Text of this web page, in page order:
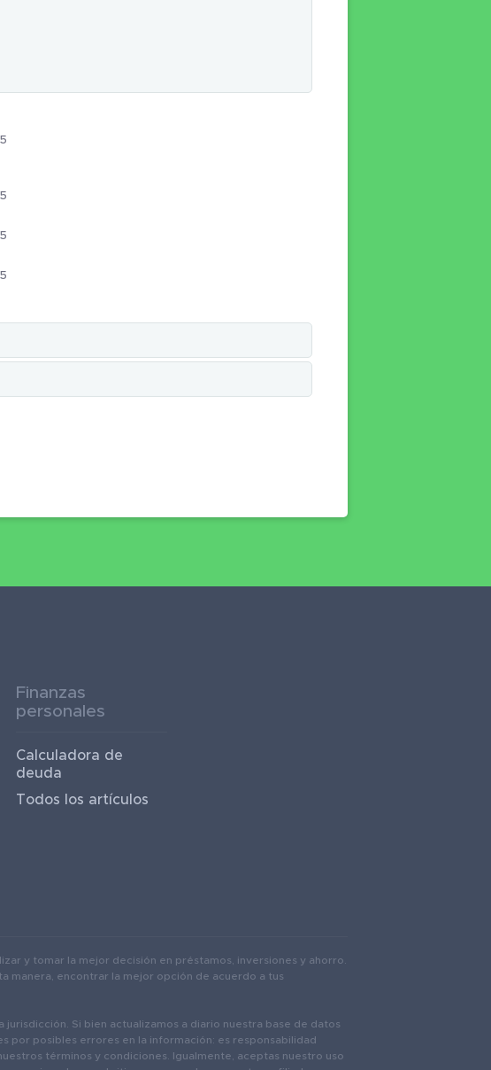
Finanzas
personales
Calculadora de
deuda
Todos los artículos
y tomar la mejor decisión en préstamos, inversiones y ahorro.
manera, encontrar la mejor opción de acuerdo a tus
Si bien actualizamos a diario nuestra base de datos
por posibles errores en la información: es responsabilidad
términos y condiciones. Igualmente, aceptas nuestro uso